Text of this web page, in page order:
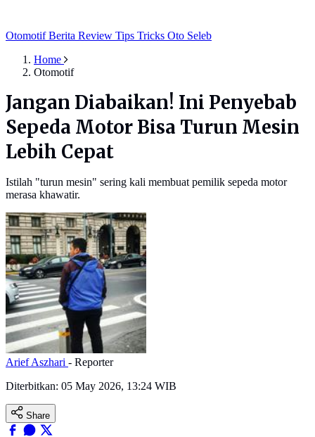
OtomotifBerita Review Tips Tricks Oto Seleb
Home
Otomotif
Jangan Diabaikan! Ini Penyebab
Sepeda Motor Bisa Turun Mesin
Lebih Cepat
Istilah "turun mesin" sering kali membuat pemilik sepeda motor
merasa khawatir.
Arief Aszhari - Reporter
Diterbitkan: 05 May 2026, 13:24 WIB
Share